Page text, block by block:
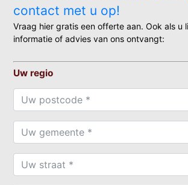
contact met u op!
Vraag hier gratis een offerte aan. Ook als u
informatie of advies van ons ontvangt:
Uw regio